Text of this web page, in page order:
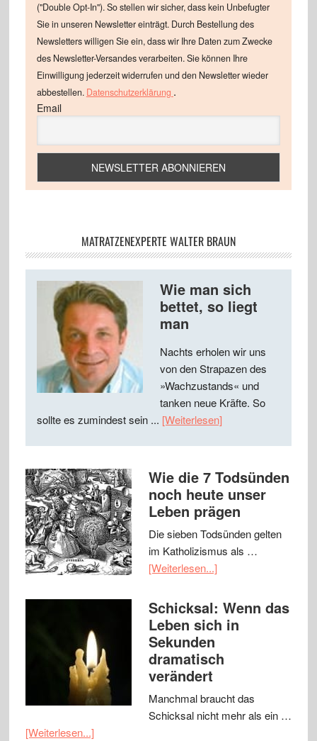
("Double Opt-In"). So stellen wir sicher, dass kein Unbefugter
Sie in unseren Newsletter einträgt. Durch Bestellung des
Newsletters willigen Sie ein, dass wir Ihre Daten zum Zwecke
des Newsletter-Versandes verarbeiten. Sie können Ihre
Einwilligung jederzeit widerrufen und den Newsletter wieder
abbestellen. Datenschutzerklärung .
Email
MATRATZENEXPERTE WALTER BRAUN
Wie man sich
bettet, so liegt
man
Nachts erholen wir uns
von den Strapazen des
»Wachzustands« und
tanken neue Kräfte. So
sollte es zumindest sein ... [Weiterlesen]
Wie die 7 Todsünden
noch heute unser
Leben prägen
Die sieben Todsünden gelten
im Katholizismus als …
[Weiterlesen...]
Schicksal: Wenn das
Leben sich in
Sekunden
dramatisch
verändert
Manchmal braucht das
Schicksal nicht mehr als ein …
[Weiterlesen...]